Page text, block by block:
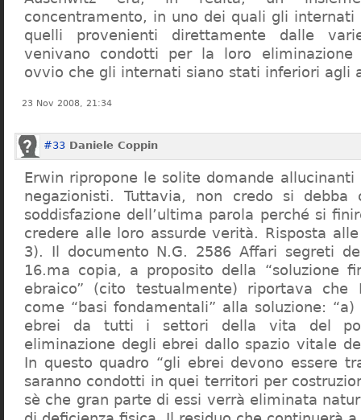
concentramento, in uno dei quali gli
quelli provenienti direttamente dalle
venivano condotti per la loro eliminazione
ovvio che gli internati siano stati inferiori agli
23 Nov 2008, 21:34
#33 Daniele Coppin
Erwin ripropone le solite domande
negazionisti. Tuttavia, non credo si debba
soddisfazione dell’ultima parola perché si
credere alle loro assurde verità. Risposta
3). Il documento N.G. 2586 Affari segreti
16.ma copia, a proposito della “soluzione
ebraico” (cito testualmente) riportava che
come “basi fondamentali” alla soluzione:
ebrei da tutti i settori della vita del
eliminazione degli ebrei dallo spazio vitale
In questo quadro “gli ebrei devono essere
saranno condotti in quei territori per
sè che gran parte di essi verrà eliminata